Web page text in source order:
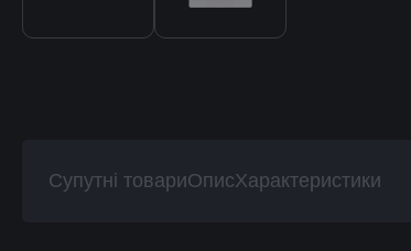
Супутні товариОписХарактеристики